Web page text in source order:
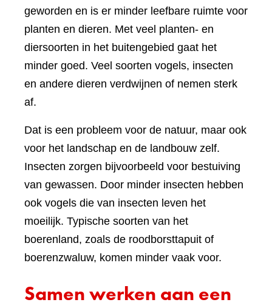
geworden en is er minder leefbare ruimte voor
planten en dieren. Met veel planten- en
diersoorten in het buitengebied gaat het
minder goed. Veel soorten vogels, insecten
en andere dieren verdwijnen of nemen sterk
af.
Dat is een probleem voor de natuur, maar ook
voor het landschap en de landbouw zelf.
Insecten zorgen bijvoorbeeld voor bestuiving
van gewassen. Door minder insecten hebben
ook vogels die van insecten leven het
moeilijk. Typische soorten van het
boerenland, zoals de roodborsttapuit of
boerenzwaluw, komen minder vaak voor.
Samen werken aan een